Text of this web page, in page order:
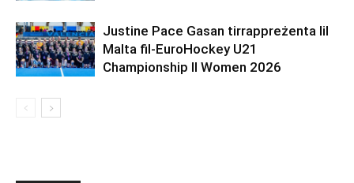
Justine Pace Gasan tirrappreżenta lil
Malta fil-EuroHockey U21
Championship II Women 2026